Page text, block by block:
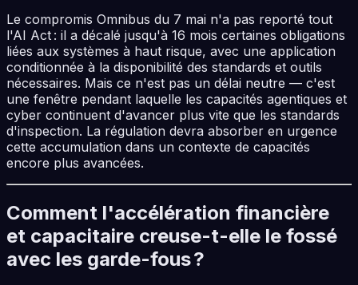
Le compromis Omnibus du 7 mai n'a pas reporté tout
l'AI Act : il a décalé jusqu'à 16 mois certaines obligations
liées aux systèmes à haut risque, avec une application
conditionnée à la disponibilité des standards et outils
nécessaires. Mais ce n'est pas un délai neutre — c'est
une fenêtre pendant laquelle les capacités agentiques et
cyber continuent d'avancer plus vite que les standards
d'inspection. La régulation devra absorber en urgence
cette accumulation dans un contexte de capacités
encore plus avancées.
Comment l'accélération financière
et capacitaire creuse-t-elle le fossé
avec les garde-fous ?